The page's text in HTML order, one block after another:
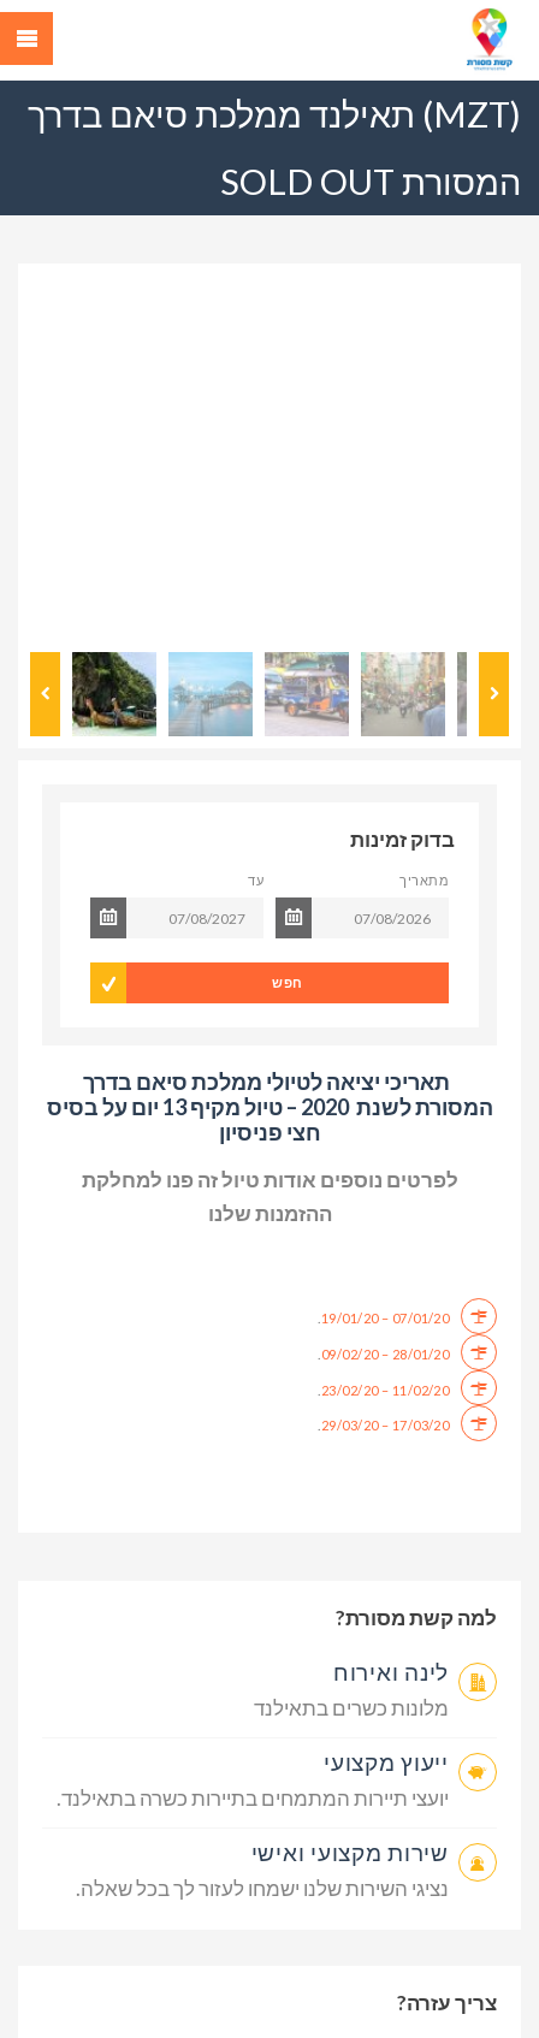
(MZT) תאילנד ממלכת סיאם בדרך
המסורת SOLD OUT
בדוק זמינות
מתאריך עד
חפש
תאריכי יציאה לטיולי ממלכת סיאם בדרך
המסורת לשנת 2020 – טיול מקיף 13 יום על בסיס
חצי פניסיון
לפרטים נוספים אודות טיול זה פנו למחלקת
ההזמנות שלנו
07/01/20 – 19/01/20
.
28/01/20 – 09/02/20
.
11/02/20 – 23/02/20
17/03/20 – 29/03/20
.
למה קשת מסורת?
לינה ואירוח
מלונות כשרים בתאילנד
ייעוץ מקצועי
יועצי תיירות המתמחים בתיירות כשרה בתאילנד.
שירות מקצועי ואישי
נציגי השירות שלנו ישמחו לעזור לך בכל שאלה.
צריך עזרה?